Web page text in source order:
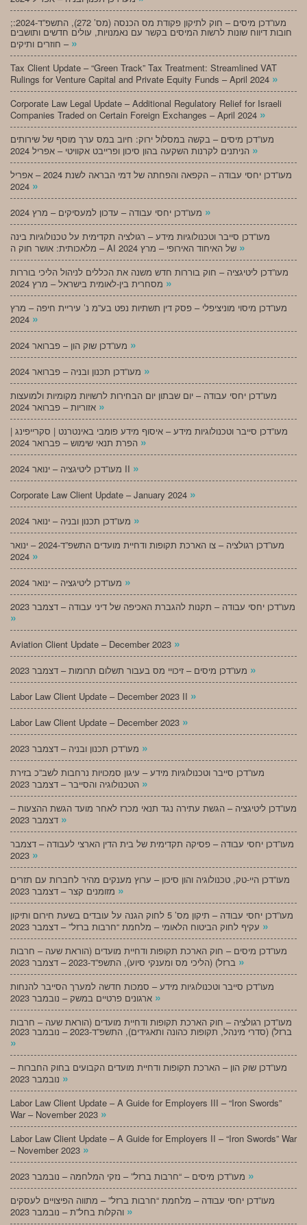
;מעו”דכן מיסים – חוק לתיקון פקודת מס הכנסה (מס’ 272), התשפ”ד-2024:
חובות דיווח שונות לרשות המיסים בקשר עם נאמנויות, עולים חדשים ותושבים
חוזרים ותיקים – »
Tax Client Update – “Green Track” Tax Treatment: Streamlined VAT
Rulings for Venture Capital and Private Equity Funds – April 2024 »
Corporate Law Legal Update – Additional Regulatory Relief for Israeli
Companies Traded on Certain Foreign Exchanges – April 2024 »
מעו”דכן מיסים – בקשה במסלול ירוק: חיוב במס ערך מוסף של שירותים
»
מעו”דכן יחסי עבודה – הקפאה והפחתה של דמי הבראה לשנת 2024 – אפריל
»
»
מעו”דכן סייבר וטכנולוגיות מידע – רגולציה תקדימית על טכנולוגיות בינה
»
מעו”דכן ליטיגציה – חוק בוררות חדש משנה את הכללים לניהול הליכי בוררות
»
מעו”דכן מיסוי מוניציפלי – פסק דין תשתיות נפט בע”מ נ’ עיריית חיפה – מרץ
»
»
»
מעו”דכן יחסי עבודה – יום שבתון יום הבחירות לרשויות מקומיות ולמועצות
»
מעו”דכן סייבר וטכנולוגיות מידע – איסוף מידע פומבי באינטרנט | סקרייפינג |
»
מעו”דכן ליטיגציה – ינואר 2024 II »
Corporate Law Client Update – January 2024 »
»
מעו”דכן רגולציה – צו הארכת תקופות ודחיית מועדים התשפ”ד-2024 – ינואר
»
»
מעו”דכן יחסי עבודה – תקנות להגברת האכיפה של דיני עבודה – דצמבר 2023
»
Aviation Client Update – December 2023 »
»
Labor Law Client Update – December 2023 II »
Labor Law Client Update – December 2023 »
»
מעו”דכן סייבר וטכנולוגיות מידע – עיגון סמכויות נרחבות לשב”כ בזירת
»
מעו”דכן ליטיגציה – הגשת עתירה נגד תנאי מכרז לאחר מועד הגשת ההצעות –
»
מעו”דכן יחסי עבודה – פסיקה תקדימית של בית הדין הארצי לעבודה – דצמבר
»
מעו”דכן היי-טק, טכנולוגיה והון סיכון – ערוץ מענקים מהיר לחברות עם תזרים
»
מעו”דכן יחסי עבודה – תיקון מס’ 5 לחוק הגנה על עובדים בשעת חירום ותיקון
»
מעו”דכן מיסים – חוק הארכת תקופות ודחיית מועדים (הוראת שעה – חרבות
»
מעו”דכן סייבר וטכנולוגיות מידע – סמכות חדשה למערך הסייבר להנחות
»
מעו”דכן רגולציה – חוק הארכת תקופות ודחיית מועדים (הוראת שעה – חרבות
ברזל) (סדרי מינהל, תקופות כהונה ותאגידים), התשפ”ד-2023 – נובמבר 2023
»
מעו”דכן שוק הון – הארכת תקופות ודחיית מועדים הקבועים בחוק החברות –
»
Labor Law Client Update – A Guide for Employers III – “Iron Swords”
War – November 2023 »
Labor Law Client Update – A Guide for Employers II – “Iron Swords” War
– November 2023 »
»
מעו”דכן יחסי עבודה – מלחמת “חרבות ברזל” – מתווה הפיצויים לעסקים
»